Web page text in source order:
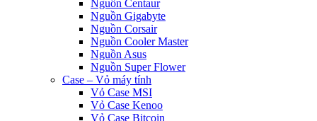
Nguồn Centaur
Nguồn Gigabyte
Nguồn Corsair
Nguồn Cooler Master
Nguồn Asus
Nguồn Super Flower
Case – Vỏ máy tính
Vỏ Case MSI
Vỏ Case Kenoo
Vỏ Case Bitcoin